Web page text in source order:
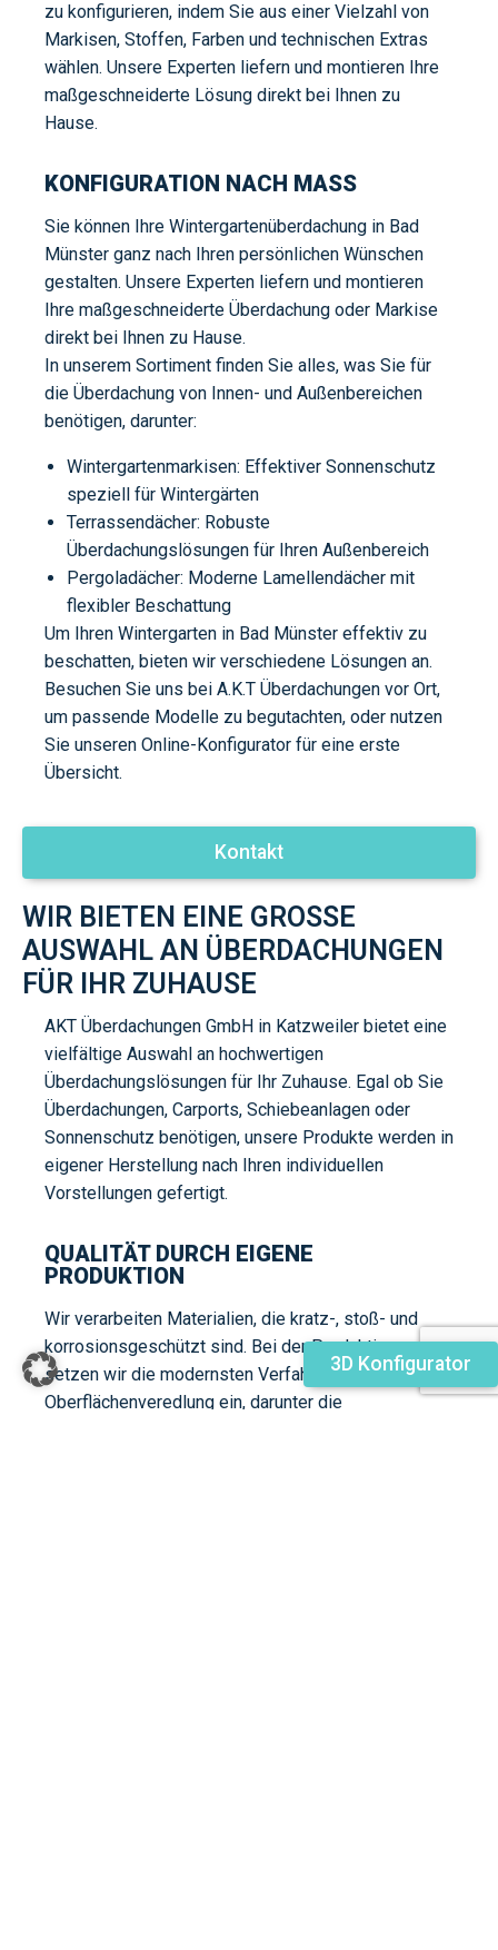
zu konfigurieren, indem Sie aus einer Vielzahl von
Markisen, Stoffen, Farben und technischen Extras
wählen. Unsere Experten liefern und montieren Ihre
maßgeschneiderte Lösung direkt bei Ihnen zu
Hause.
KONFIGURATION NACH MASS
Sie können Ihre Wintergartenüberdachung in Bad
Münster ganz nach Ihren persönlichen Wünschen
gestalten. Unsere Experten liefern und montieren
Ihre maßgeschneiderte Überdachung oder Markise
direkt bei Ihnen zu Hause.
In unserem Sortiment finden Sie alles, was Sie für
die Überdachung von Innen- und Außenbereichen
benötigen, darunter:
Wintergartenmarkisen: Effektiver Sonnenschutz
speziell für Wintergärten
Terrassendächer: Robuste
Überdachungslösungen für Ihren Außenbereich
Pergoladächer: Moderne Lamellendächer mit
flexibler Beschattung
Um Ihren Wintergarten in Bad Münster effektiv zu
beschatten, bieten wir verschiedene Lösungen an.
Besuchen Sie uns bei A.K.T Überdachungen vor Ort,
um passende Modelle zu begutachten, oder nutzen
Sie unseren Online-Konfigurator für eine erste
Übersicht.
Kontakt
WIR BIETEN EINE GROSSE A
USWAHL AN ÜBERDACHUNGEN F
ÜR IHR ZUHAUSE
AKT Überdachungen GmbH in Katzweiler bietet eine
vielfältige Auswahl an hochwertigen
Überdachungslösungen für Ihr Zuhause. Egal ob Sie
Überdachungen, Carports, Schiebeanlagen oder
Sonnenschutz benötigen, unsere Produkte werden in
eigener Herstellung nach Ihren individuellen
Vorstellungen gefertigt.
QUALITÄT DURCH EIGENE
PRODUKTION
Wir verarbeiten Materialien, die kratz-, stoß- und
korrosionsgeschützt sind. Bei der Produktion
setzen wir die modernsten Verfahren zur
Oberflächenveredlung ein, darunter die
3D Konfigurator